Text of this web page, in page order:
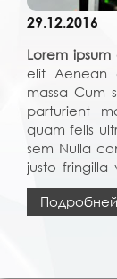
29.12.2016
Lorem ipsum
elit Aenean
massa Cum
parturient
quam felis
sem Nulla
justo
enim justo
justo
Подробней